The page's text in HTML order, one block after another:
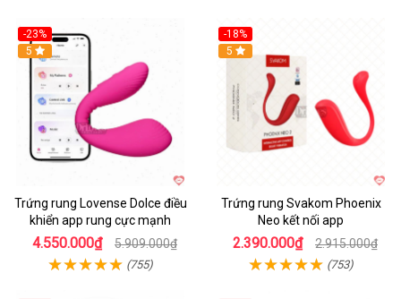
-23%
Hot
5
Trứng rung Lovense Dolce điều
khiển app rung cực mạnh
4.550.000₫ 5.909.000₫
(755)
-18%
Hot
5
Trứng rung Svakom Phoenix
Neo kết nối app
2.390.000₫ 2.915.000₫
(753)